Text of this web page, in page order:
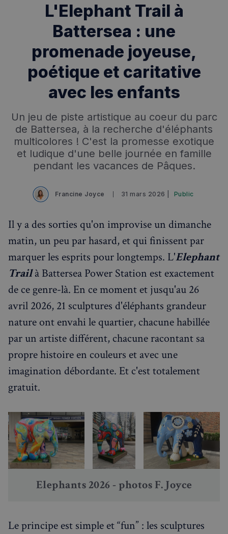
Recherche ✨Chatbot IA
Rechercher dans Français à Londres - Magazine
Annuaire des professionnels
Visites guidées
Événements à venir
L'Elephant Trail à
Battersea : une
promenade joyeuse,
poétique et caritative
avec les enfants
Un jeu de piste artistique au coeur du parc
de Battersea, à la recherche d'éléphants
multicolores ! C'est la promesse exotique
et ludique d'une belle journée en famille
pendant les vacances de Pâques.
Francine Joyce 31 mars 2026 | Public
Il y a des sorties qu'on improvise un dimanche
matin, un peu par hasard, et qui finissent par
marquer les esprits pour longtemps. L'Elephant
Trailà Battersea Power Station est exactement
de ce genre-là. En ce moment et jusqu'au 26
avril 2026, 21 sculptures d'éléphants grandeur
nature ont envahi le quartier, chacune habillée
par un artiste différent, chacune racontant sa
propre histoire en couleurs et avec une
imagination débordante. Et c'est totalement
gratuit.
Elephants 2026 - photos F. Joyce
Le principe est simple et “fun” : les sculptures